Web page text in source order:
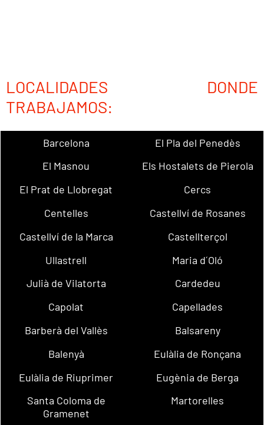
LOCALIDADES DONDE
TRABAJAMOS:
Barcelona
El Pla del Penedès
El Masnou
Els Hostalets de Pierola
El Prat de Llobregat
Cercs
Centelles
Castellví de Rosanes
Castellví de la Marca
Castellterçol
Ullastrell
Maria d´Oló
Julià de Vilatorta
Cardedeu
Capolat
Capellades
Barberà del Vallès
Balsareny
Balenyà
Eulàlia de Ronçana
Eulàlia de Riuprimer
Eugènia de Berga
Santa Coloma de
Gramenet
Martorelles